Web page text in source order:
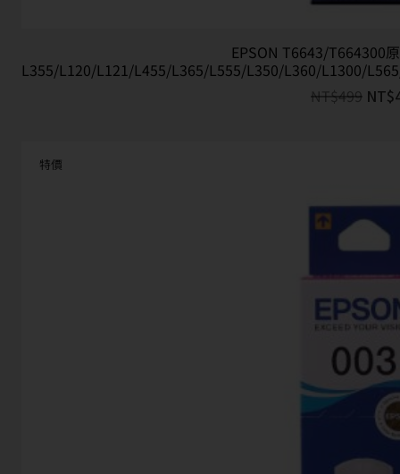
EPSON T6643/T664300
L355/L120/L121/L455/L365/L555/L350/L360/L1300/
NT$499 NT$
特價